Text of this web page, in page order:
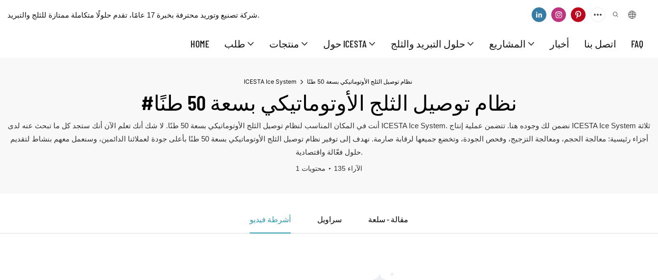
شركة تصنيع وتوريد محترفة بخبرة 17 عامًا، تقدم حلولًا متكاملة ممتازة للثلج والتبريد.
HOME طلب منتجات حول ICESTA حلول التبريد والثلج المشاريع أخبار اتصل بنا FAQ
ICESTA Ice System نظام توصيل الثلج الأوتوماتيكي بسعة 50 طنًا
#نظام توصيل الثلج الأوتوماتيكي بسعة 50 طنًا
أنت في المكان المناسب لنظام توصيل الثلج الأوتوماتيكي بسعة 50 طنًا. لا شك أنك تعلم الآن أنك ستجد كل ما تبحث عنه لدى ICESTA Ice System. نضمن لك وجوده هنا. تتضمن عملية إنتاج ICESTA Ice System ثلاثة
أجزاء رئيسية: معالجة الحجم، ومعالجة التزجيج، وفحص الجودة، وتخضع جميعها لرقابة صارمة. نهدف إلى توفير نظام توصيل الثلج الأوتوماتيكي بسعة 50 طنًا بأعلى جودة لعملائنا الدائمين، وسنعمل معهم بنشاط لتقديم
حلول فعّالة واقتصادية.
1 محتويات 135 الآراء
أشرطة فيديو سراويل مقالة - سلعة